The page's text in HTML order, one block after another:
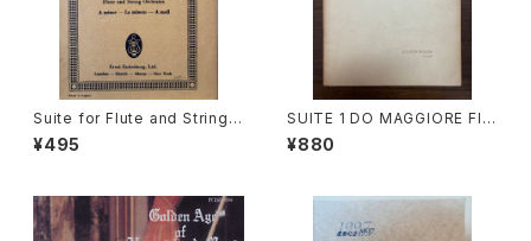
Suite for Flute and String
Orchestra A-moll【著者：TEL
EMANN】出版社：Edition Eule
¥495
SUITE 1 DO MAGGIORE Fla
uto dolce Basso continuo
【著者：DIEUPART】出版社：ED
¥880